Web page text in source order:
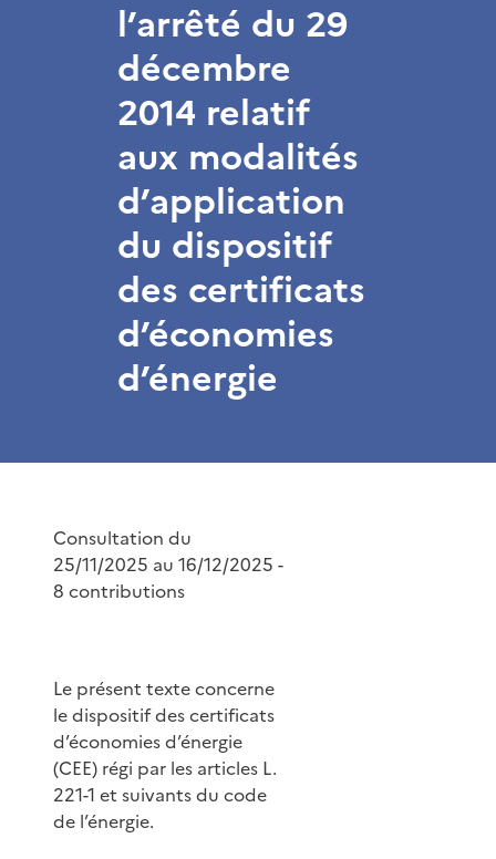
l’arrêté du 29
décembre
2014 relatif
aux modalités
d’application
du dispositif
des certificats
d’économies
d’énergie
Consultation du
25/11/2025 au 16/12/2025 -
8 contributions
Le présent texte concerne
le dispositif des certificats
d’économies d’énergie
(CEE) régi par les articles L.
221-1 et suivants du code
de l’énergie.